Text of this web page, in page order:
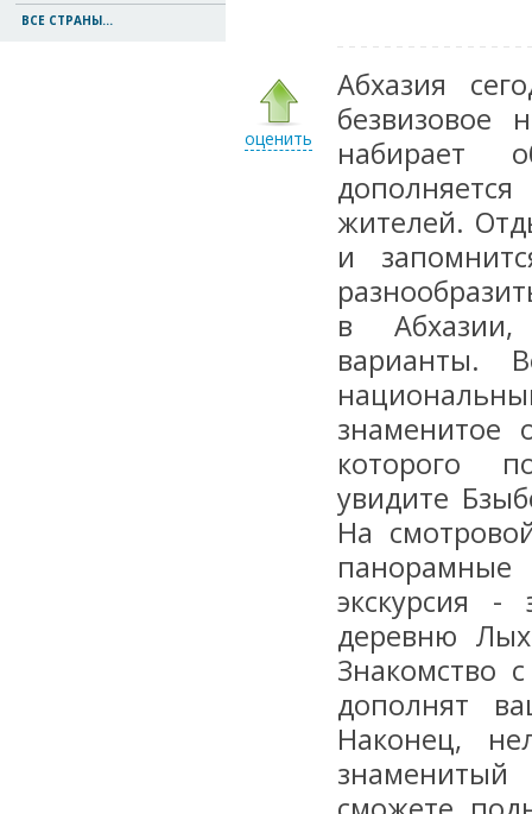
ВСЕ СТРАНЫ...
оценить
Абхазия
безвизовое
набирает
жителей.
и
в Абхазии,
варианты.
знаменитое
которого
увидите
На
экскурсия -
деревню
Знакомство
дополнят
Наконец,